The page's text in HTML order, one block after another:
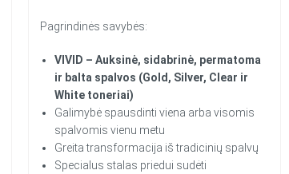
Pagrindinės savybės:
VIVID – Auksinė, sidabrinė, permatoma
ir balta spalvos (Gold, Silver, Clear ir
White toneriai)
Galimybė spausdinti viena arba visomis
spalvomis vienu metu
Greita transformacija iš tradicinių spalvų
Specialus stalas priedui sudėti